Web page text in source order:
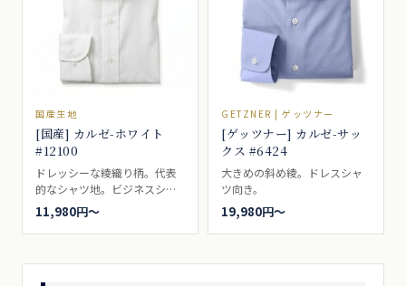
国産生地
[国産] カルゼ-ホワイト
#12100
ドレッシーな綾織り柄。代表
的なシャツ地。ビジネスシャ
ツ向き。
11,980円〜
GETZNER | ゲッツナー
[ゲッツナー] カルゼ-サッ
クス #6424
大きめの斜め綾。ドレスシャ
ツ向き。
19,980円〜